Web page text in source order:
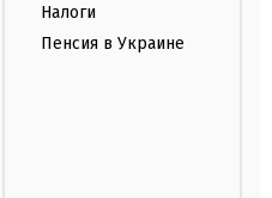
Налоги
Пенсия в Украине